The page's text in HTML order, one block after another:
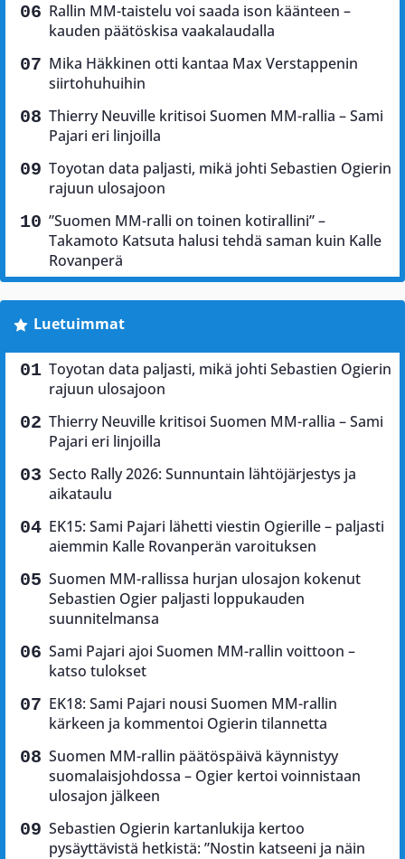
Rallin MM-taistelu voi saada ison käänteen –
kauden päätöskisa vaakalaudalla
Mika Häkkinen otti kantaa Max Verstappenin
siirtohuhuihin
Thierry Neuville kritisoi Suomen MM-rallia – Sami
Pajari eri linjoilla
Toyotan data paljasti, mikä johti Sebastien Ogierin
rajuun ulosajoon
”Suomen MM-ralli on toinen kotirallini” –
Takamoto Katsuta halusi tehdä saman kuin Kalle
Rovanperä
Luetuimmat
Toyotan data paljasti, mikä johti Sebastien Ogierin
rajuun ulosajoon
Thierry Neuville kritisoi Suomen MM-rallia – Sami
Pajari eri linjoilla
Secto Rally 2026: Sunnuntain lähtöjärjestys ja
aikataulu
EK15: Sami Pajari lähetti viestin Ogierille – paljasti
aiemmin Kalle Rovanperän varoituksen
Suomen MM-rallissa hurjan ulosajon kokenut
Sebastien Ogier paljasti loppukauden
suunnitelmansa
Sami Pajari ajoi Suomen MM-rallin voittoon –
katso tulokset
EK18: Sami Pajari nousi Suomen MM-rallin
kärkeen ja kommentoi Ogierin tilannetta
Suomen MM-rallin päätöspäivä käynnistyy
suomalaisjohdossa – Ogier kertoi voinnistaan
ulosajon jälkeen
Sebastien Ogierin kartanlukija kertoo
pysäyttävistä hetkistä: ”Nostin katseeni ja näin